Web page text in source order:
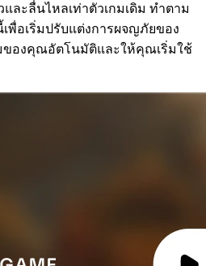
และลื่นไหลเท่าตัวเกมเดิม ทำตาม
พื่อเริ่มปรับแต่งการผจญภัยของ
ของคุณอัตโนมัติและให้คุณเริ่มใช้